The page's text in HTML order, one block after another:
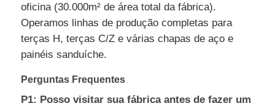
oficina (30.000m² de área total da fábrica).
Operamos linhas de produção completas para
terças H, terças C/Z e várias chapas de aço e
painéis sanduíche.
Perguntas Frequentes
P1: Posso visitar sua fábrica antes de fazer um